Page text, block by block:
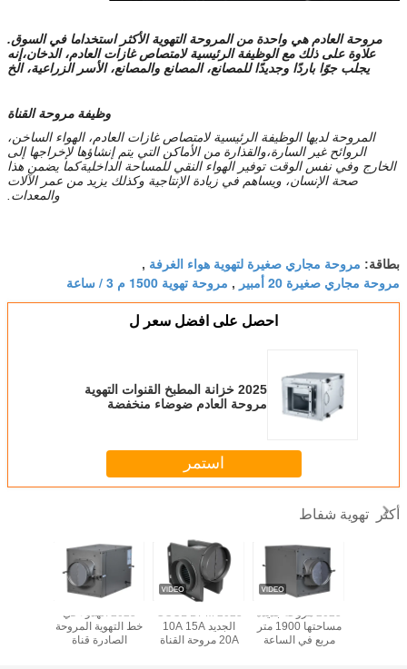
مروحة العادم هي واحدة من المروحة التهوية الأكثر استخداما في السوق.
علاوة على ذلك مع الوظيفة الرئيسية لامتصاص غازات العادم، الدخان،إنه
يجلب جوًا باردًا وجديدًا للمصانع، المصانع والمصانع، الأسر الزراعية، الخ
وظيفة مروحة القناة
المروحة لديها الوظيفة الرئيسية لامتصاص غازات العادم، الهواء الساخن،
الروائح غير السارة،والقذارة من الأماكن التي يتم إنشاؤها لإخراجها إلى
الخارج وفي نفس الوقت توفير الهواء النقي للمساحة الداخليةكما يضمن هذا
صحة الإنسان، ويساهم في زيادة الإنتاجية وكذلك يزيد من عمر الآلات
والمعدات.
بطاقة: مروحة مجاري صغيرة لتهوية هواء الغرفة ,
مروحة مجاري صغيرة 20 أمبير , مروحة تهوية 1500 م 3 / ساعة
احصل على افضل سعر ل
2025 خزانة المطبخ القنوات التهوية
مروحة العادم ضوضاء منخفضة
استمر
أكثر تهوية شفاط
خط التهوية المروحة
الصادرة قناة
الجديد 10A 15A
20A مروحة القناة
مساحتها 1900 متر
مربع في الساعة